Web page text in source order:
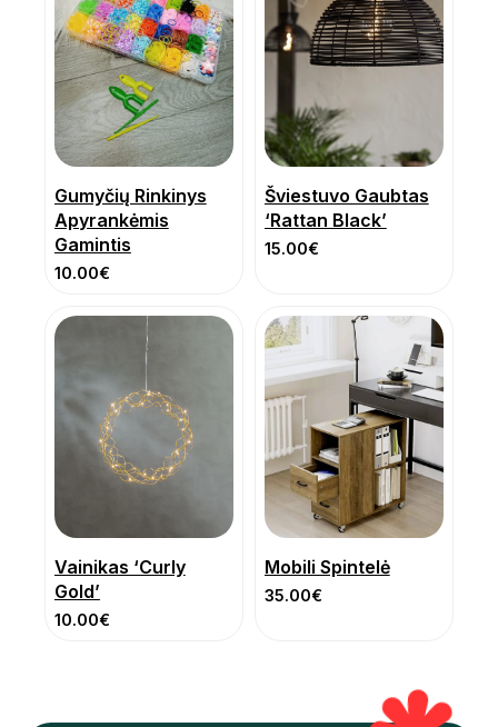
Gumyčių Rinkinys
Apyrankėmis
Gamintis
10.00€
Šviestuvo Gaubtas
‘Rattan Black’
15.00€
Vainikas ‘Curly
Gold’
10.00€
Mobili Spintelė
35.00€